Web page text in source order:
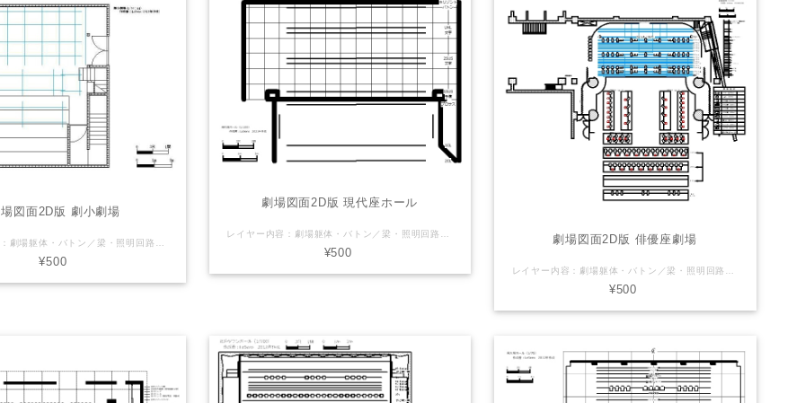
図面2D版 劇小劇場
¥500
劇場図面2D版 現代座ホール
レイヤー内容：劇場躯体・バトン／梁・照明回路・音響回路 LaSensのオリジナル（非公式）Vectorworks図面を販売しております。 【注意】（下記ご了承頂ける方のみご利用下さい） ※誤差や誤表記がある可能性があります。 ※2次利用・商用利用可 ※Vectorworksデータはバージョン2011で製作しております ※使用される方の責任でご自由にお使いください。 ご利用にあたっては当サイトは一切の責任を負わないものとします。 劇場さん側で公式図面(pdfやvector works等)を配布している場合がありますので そちらを併せてご確認・ご利用下さい。
¥500
劇場図面2D版 俳優座劇場
レイヤー内容：劇場躯体・バトン／梁・照明回路・基本吊り LaSensのオリジナル（非公式）Vectorworks図面を販売しております。 【注意】（下記ご了承頂ける方のみご利用下さい） ※誤差や誤表記がある可能性があります。 ※2次利用・商用利用可 ※Vectorworksデータはバージョン2011で製作しております ※使用される方の責任でご自由にお使いください。 ご利用にあたっては当サイトは一切の責任を負わないものとします。 劇場さん側で公式図面(pdfやvector works等)を配布している場合がありますので そちらを併せてご確認・ご利用下さい。
¥500